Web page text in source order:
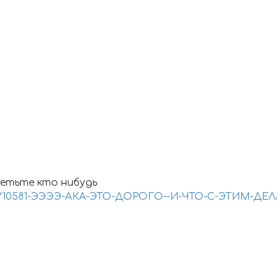
кто нибудь
ЭЭЭЭ-АКА-ЭТО-ДОРОГО--И-ЧТО-С-ЭТИМ-